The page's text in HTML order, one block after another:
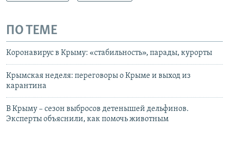
ПО ТЕМЕ
Коронавирус в Крыму: «стабильность», парады, курорты
Крымская неделя: переговоры о Крыме и выход из
карантина
В Крыму – сезон выбросов детенышей дельфинов.
Эксперты объяснили, как помочь животным